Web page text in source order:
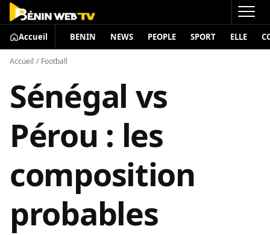
Accueil BENIN NEWS PEOPLE SPORT ELLE
Accueil / Football
Sénégal vs
Pérou : les
composition
probables